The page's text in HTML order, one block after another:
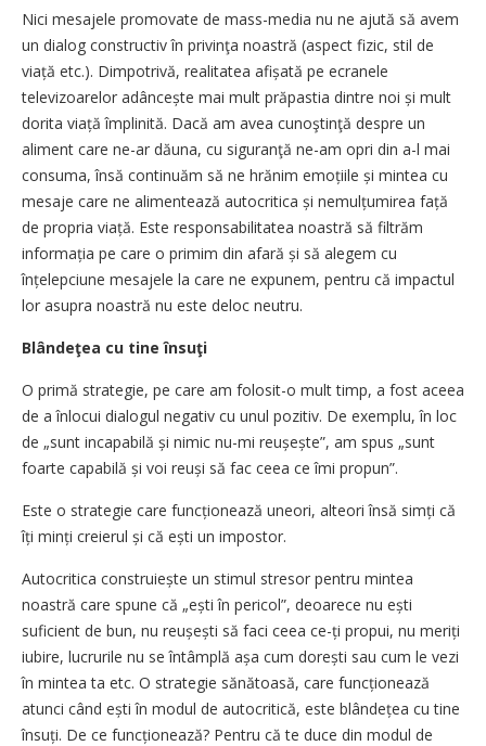
Nici mesajele promovate de mass-me­dia nu ne ajută să avem
un dialog constructiv în privinţa noastră (aspect fizic, stil de
viață etc.). Dimpotrivă, realitatea afișată pe ecranele
televizoarelor adâncește mai mult prăpastia dintre noi și mult
dorita viață împlinită. Dacă am avea cunoştinţă despre un
aliment care ne-ar dăuna, cu siguranţă ne-am opri din a-l mai
consuma, însă continuăm să ne hrănim emoțiile și mintea cu
mesaje care ne alimentează autocritica și nemulțumirea față
de propria viață. Este responsabilitatea noastră să filtrăm
informația pe care o primim din afară și să alegem cu
înțelepciune mesajele la care ne expunem, pentru că impactul
lor asupra noastră nu este deloc neutru.
Blândeţea cu tine însuţi
O primă strategie, pe care am folosit-o mult timp, a fost aceea
de a înlocui dialogul negativ cu unul pozitiv. De exemplu, în loc
de „sunt incapabilă și nimic nu-mi reușește”, am spus „sunt
foarte capabilă și voi reuși să fac ceea ce îmi propun”.
Este o strategie care funcționează uneori, alteori însă simți că
îți minți creierul și că ești un impostor.
Autocritica construiește un stimul stresor pentru mintea
noastră care spune că „ești în pericol”, deoarece nu ești
suficient de bun, nu reușești să faci ceea ce-ți propui, nu meriți
iubire, lucrurile nu se întâmplă așa cum dorești sau cum le vezi
în mintea ta etc. O strategie sănătoasă, care funcționează
atunci când ești în modul de autocritică, este blândețea cu tine
însuți. De ce funcționează? Pentru că te duce din modul de